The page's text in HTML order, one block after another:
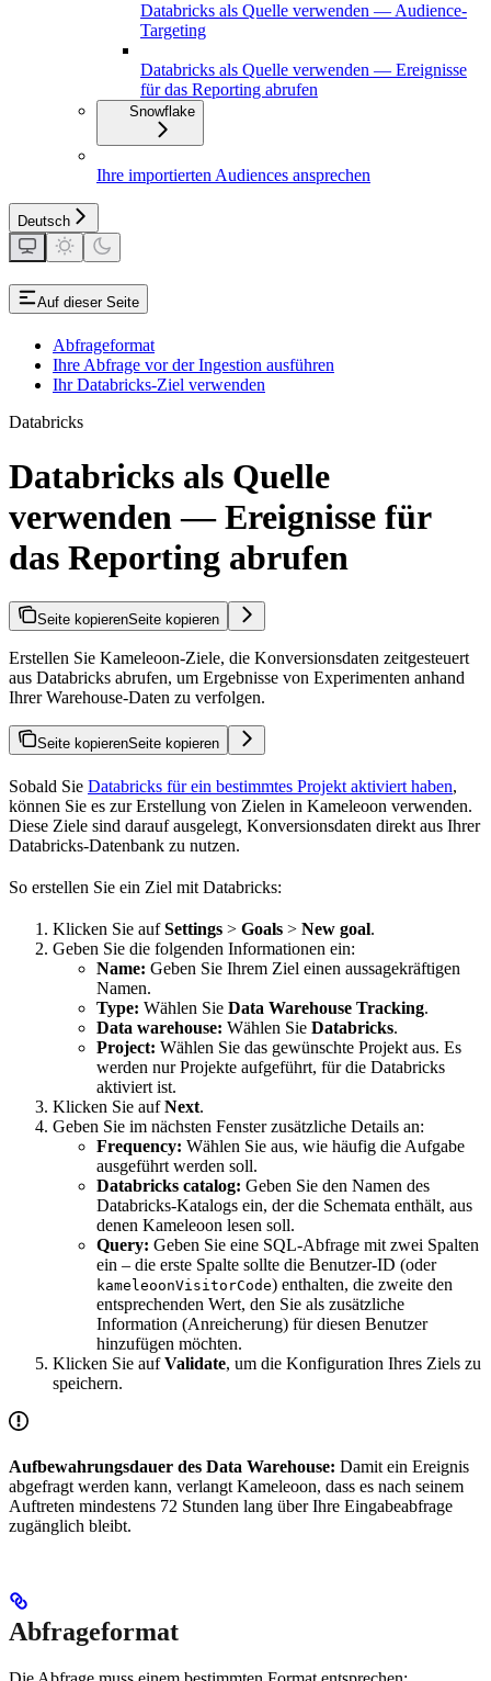
Databricks als Quelle verwenden — Audience-
Targeting
Databricks als Quelle verwenden — Ereignisse
für das Reporting abrufen
Snowflake
Ihre importierten Audiences ansprechen
Deutsch
Auf dieser Seite
Abfrageformat
Ihre Abfrage vor der Ingestion ausführen
Ihr Databricks-Ziel verwenden
Databricks
Databricks als Quelle
verwenden — Ereignisse für
das Reporting abrufen
Seite kopierenSeite kopieren
Erstellen Sie Kameleoon-Ziele, die Konversionsdaten zeitgesteuert
aus Databricks abrufen, um Ergebnisse von Experimenten anhand
Ihrer Warehouse-Daten zu verfolgen.
Seite kopierenSeite kopieren
Sobald Sie Databricks für ein bestimmtes Projekt aktiviert haben,
können Sie es zur Erstellung von Zielen in Kameleoon verwenden.
Diese Ziele sind darauf ausgelegt, Konversionsdaten direkt aus Ihrer
Databricks-Datenbank zu nutzen.
So erstellen Sie ein Ziel mit Databricks:
Klicken Sie aufSettings > Goals > New goal.
Geben Sie die folgenden Informationen ein:
Name: Geben Sie Ihrem Ziel einen aussagekräftigen
Namen.
Type: Wählen Sie Data Warehouse Tracking.
Data warehouse: Wählen Sie Databricks.
Project: Wählen Sie das gewünschte Projekt aus. Es
werden nur Projekte aufgeführt, für die Databricks
aktiviert ist.
Klicken Sie aufNext.
Geben Sie im nächsten Fenster zusätzliche Details an:
Frequency: Wählen Sie aus, wie häufig die Aufgabe
ausgeführt werden soll.
Databricks catalog: Geben Sie den Namen des
Databricks-Katalogs ein, der die Schemata enthält, aus
denen Kameleoon lesen soll.
Query: Geben Sie eine SQL-Abfrage mit zwei Spalten
ein – die erste Spalte sollte die Benutzer-ID (oder
kameleoonVisitorCode) enthalten, die zweite den
entsprechenden Wert, den Sie als zusätzliche
Information (Anreicherung) für diesen Benutzer
hinzufügen möchten.
Klicken Sie aufValidate, um die Konfiguration Ihres Ziels zu
speichern.
Aufbewahrungsdauer des Data Warehouse: Damit ein Ereignis
abgefragt werden kann, verlangt Kameleoon, dass es nach seinem
Auftreten mindestens 72 Stunden lang über Ihre Eingabeabfrage
zugänglich bleibt.
Abfrageformat